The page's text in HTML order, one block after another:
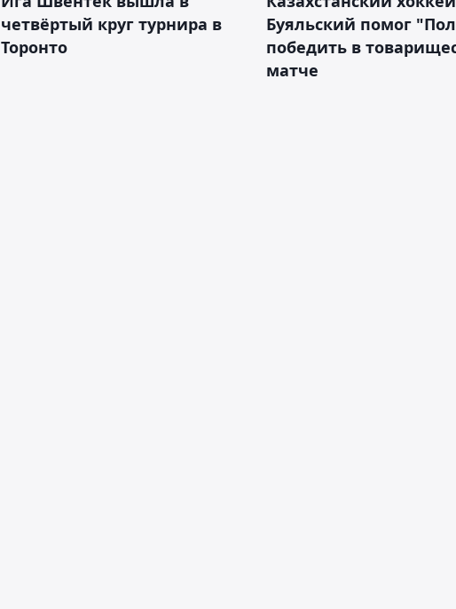
четвёртый круг турнира в
Торонто
Буяльский помог
победить в
матче